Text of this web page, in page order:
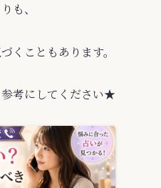
も、
くこともあります。
考にしてください★